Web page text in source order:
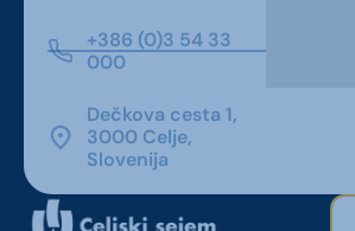
+386 (0)3 54 33
000
Dečkova cesta 1,
3000 Celje,
Slovenija